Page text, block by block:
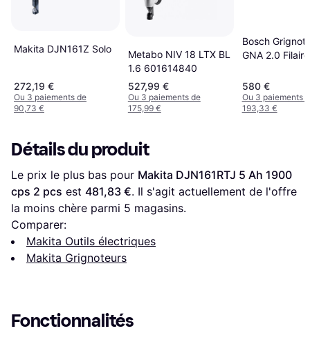
Makita DJN161Z Solo
272,19 €
Ou 3 paiements de
90,73 €
Metabo NIV 18 LTX BL
1.6 601614840
527,99 €
Ou 3 paiements de
175,99 €
Bosch
GNA 2.0
580 €
Ou 3 paiements
193,33 €
Détails du produit
Le prix le plus bas pour Makita DJN161RTJ 5 Ah 1900
cps 2 pcs est 481,83 €. Il s'agit actuellement de l'offre
la moins chère parmi 5 magasins.
Comparer:
Makita Outils électriques
Makita Grignoteurs
Fonctionnalités